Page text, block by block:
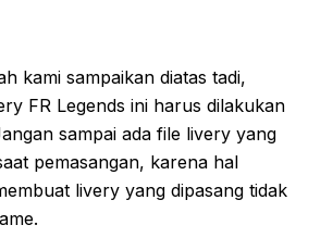
kami sampaikan diatas tadi,
FR Legends ini harus dilakukan
sampai ada file livery yang
pemasangan, karena hal
livery yang dipasang tidak